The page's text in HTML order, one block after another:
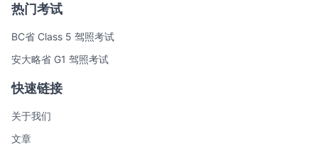
热门考试
BC省 Class 5 驾照考试
安大略省 G1 驾照考试
快速链接
关于我们
文章